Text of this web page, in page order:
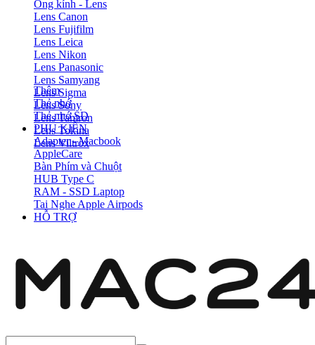
Ống kính - Lens
Lens Canon
Lens Fujifilm
Lens Leica
Lens Nikon
Lens Panasonic
Lens Samyang
Lens Sigma
Lens Sony
Lens Tamron
Lens Tokina
Lens Viltrox
Thêm
Thẻ nhớ
Thẻ nhớ SD
PHỤ KIỆN
Adapter - Macbook
AppleCare
Bàn Phím và Chuột
HUB Type C
RAM - SSD Laptop
Tai Nghe Apple Airpods
HỖ TRỢ